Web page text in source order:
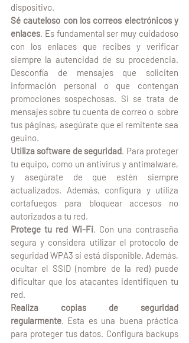
dispositivo.
Sé cauteloso con los correos electrónicos y
enlaces. Es fundamental ser muy cuidadoso
con los enlaces que recibes y verificar
siempre la autencidad de su procedencia.
Desconfía de mensajes que soliciten
información personal o que contengan
promociones sospechosas. Si se trata de
mensajes sobre tu cuenta de correo o  sobre
tus páginas, asegúrate que el remitente sea
geuino.
Utiliza software de seguridad. Para proteger
tu equipo, como un antivirus y antimalware,
y asegúrate de que estén siempre
actualizados. Además, configura y utiliza
cortafuegos para bloquear accesos no
autorizados a tu red.
Protege tu red Wi-Fi. Con una contraseña
segura y considera utilizar el protocolo de
seguridad WPA3 si está disponible. Además,
ocultar el SSID (nombre de la red) puede
dificultar que los atacantes identifiquen tu
red.
Realiza copias de seguridad
regularmente. Esta es una buena práctica
para proteger tus datos. Configura backups